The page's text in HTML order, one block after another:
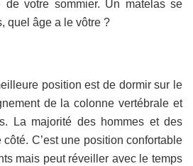
de votre sommier. Un matelas se
quel âge a le vôtre ?
position est de dormir sur le
de la colonne vertébrale et
La majorité des hommes et des
C’est une position confortable
mais peut réveiller avec le temps